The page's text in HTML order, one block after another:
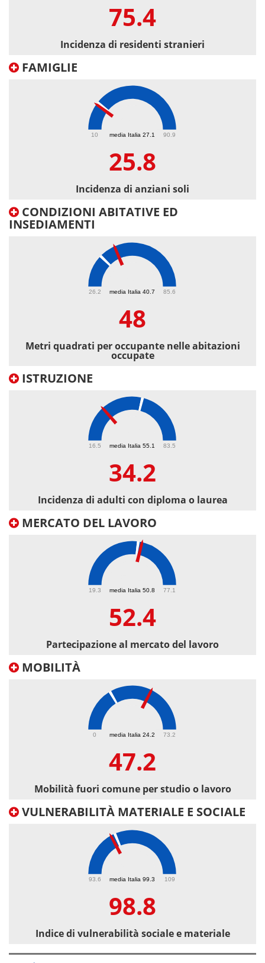
75.4
Incidenza di residenti stranieri
FAMIGLIE
media Italia 27.1
10 90.9
25.8
Incidenza di anziani soli
CONDIZIONI ABITATIVE ED
INSEDIAMENTI
media Italia 40.7
26.2 85.6
48
Metri quadrati per occupante nelle abitazioni
occupate
ISTRUZIONE
media Italia 55.1
16.5 83.5
34.2
Incidenza di adulti con diploma o laurea
MERCATO DEL LAVORO
media Italia 50.8
19.3 77.1
52.4
Partecipazione al mercato del lavoro
MOBILITÀ
media Italia 24.2
0 73.2
47.2
Mobilità fuori comune per studio o lavoro
VULNERABILITÀ MATERIALE E SOCIALE
media Italia 99.3
93.6 109
98.8
Indice di vulnerabilità sociale e materiale